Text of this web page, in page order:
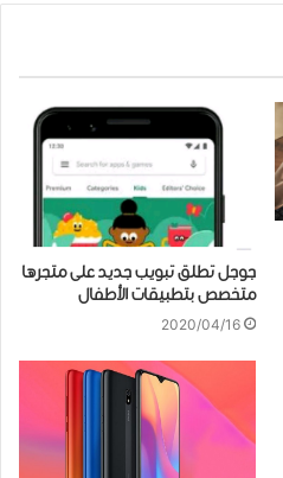
ﺟﻮﺟﻞ تطلق تبويب جديد على متجرها
ﻣﺘﺨﺼﺺ ﺑﺘﻄﺒﻴﻘﺎﺕ ﺍﻷﻃﻔﺎﻝ
2020/04/16